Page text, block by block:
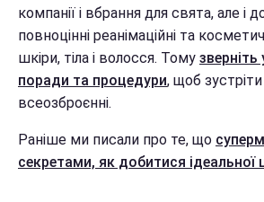
компанії і вбрання для свята, але і
повноцінні реанімаційні та
шкіри, тіла і волосся. Тому зверніть
поради та процедури, щоб
всеозброєнні.
Раніше ми писали про те, що
секретами, як добитися ідеальної